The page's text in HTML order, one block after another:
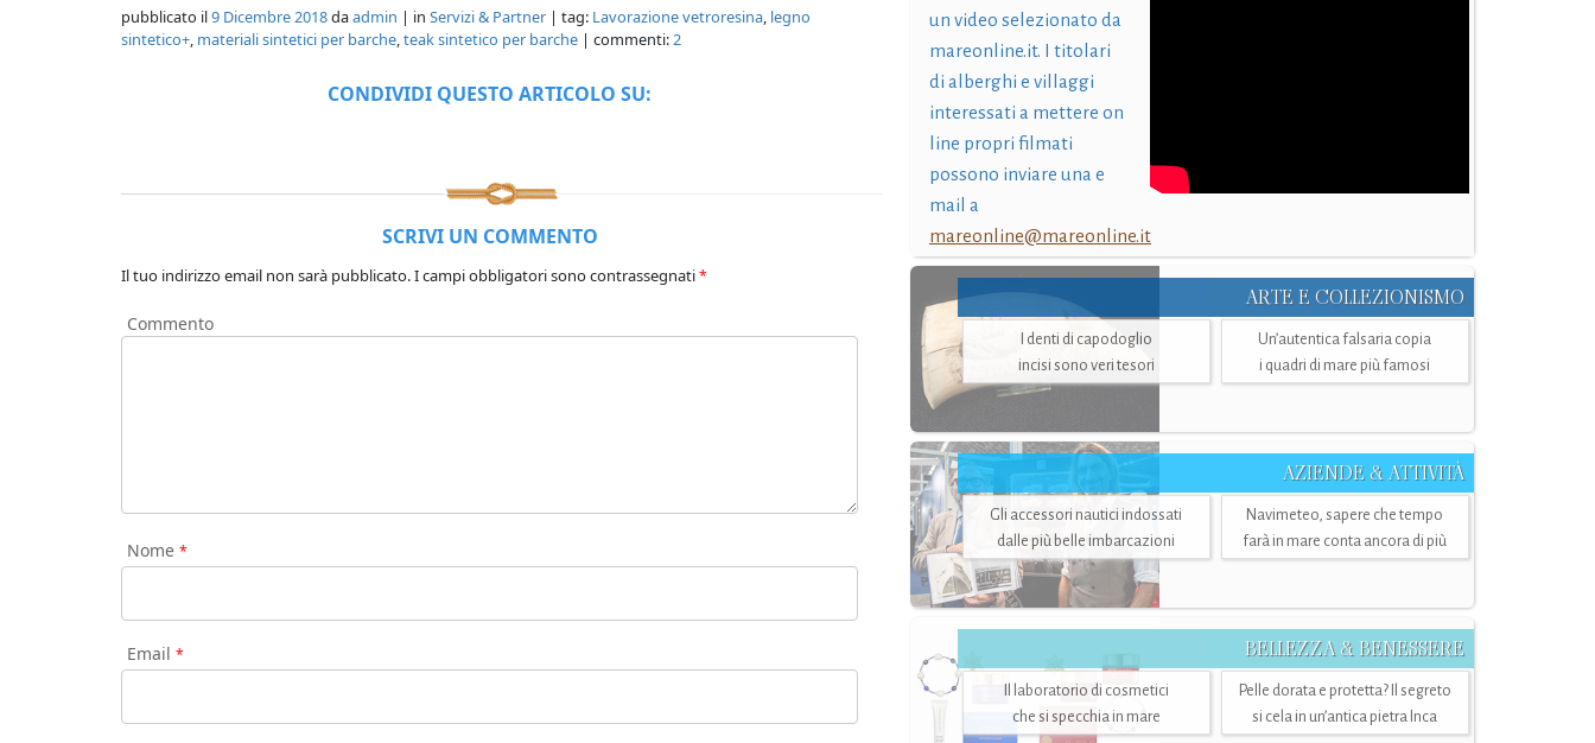
pubblicato il9 Dicembre 2018daadmin | in Servizi & Partner | tag: Lavorazione vetroresina, legno
sintetico+, materiali sintetici per barche,teak sintetico per barche | commenti:2
CONDIVIDI QUESTO ARTICOLO SU:
SCRIVI UN COMMENTO
Il tuo indirizzo email non sarà pubblicato.I campi obbligatori sono contrassegnati*
Commento
Nome *
Email *
un video selezionato da
mareonline.it. I titolari
di alberghi e villaggi
interessati a mettere on
line propri filmati
possono inviare una e
mail a
mareonline@mareonline.it
ARTE E COLLEZIONISMO
I denti di capodoglio
incisi sono veri tesori
Un’autentica falsaria copia
i quadri di mare più famosi
AZIENDE & ATTIVITÀ
Gli accessori nautici indossati
dalle più belle imbarcazioni
Navimeteo, sapere che tempo
farà in mare conta ancora di più
BELLEZZA & BENESSERE
Il laboratorio di cosmetici
che si specchia in mare
Pelle dorata e protetta? Il segreto
si cela in un’antica pietra Inca